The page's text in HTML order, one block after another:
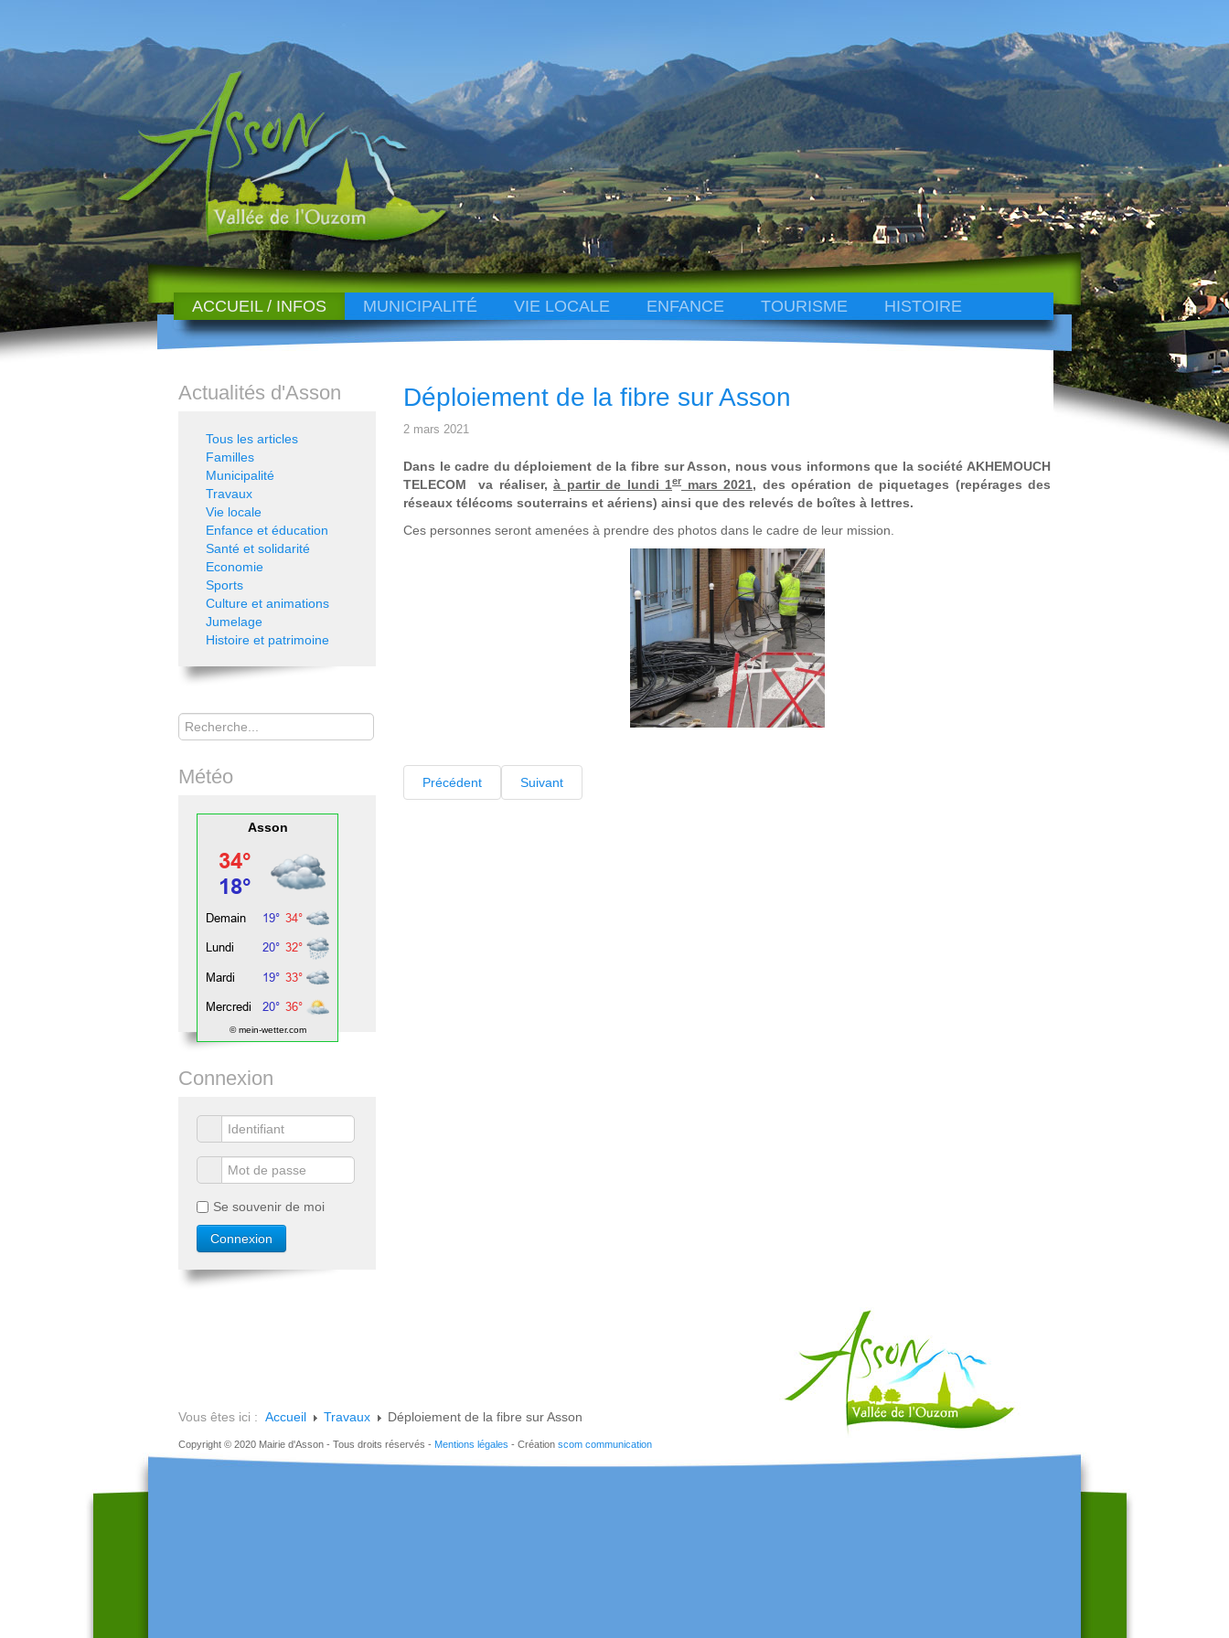
ACCUEIL / INFOS MUNICIPALITÉ VIE LOCALE ENFANCE TOURISME HISTOIRE
Déploiement de la fibre sur Asson
2 mars 2021
Dans le cadre du déploiement de la fibre sur Asson, nous vous informons que la société AKHEMOUCH
TELECOM va réaliser, à partir de lundi 1er mars 2021, des opération de piquetages (repérages des
réseaux télécoms souterrains et aériens) ainsi que des relevés de boîtes à lettres.
Ces personnes seront amenées à prendre des photos dans le cadre de leur mission.
Précédent Suivant
Actualités d'Asson
Tous les articles
Familles
Municipalité
Travaux
Vie locale
Enfance et éducation
Santé et solidarité
Economie
Sports
Culture et animations
Jumelage
Histoire et patrimoine
Rechercher
Météo
Asson
© mein-wetter.com
Connexion
Se souvenir de moi
Vous êtes ici : Accueil Travaux Déploiement de la fibre sur Asson
Copyright © 2020 Mairie d'Asson - Tous droits réservés - Mentions légales - Création scom communication